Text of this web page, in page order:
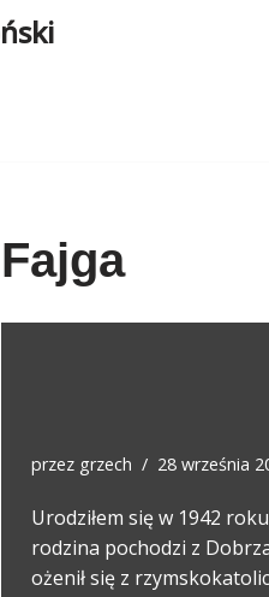
Fajga
przez grzech 28 września
Urodziłem się w 1942
rodzina pochodzi z
ożenił się z